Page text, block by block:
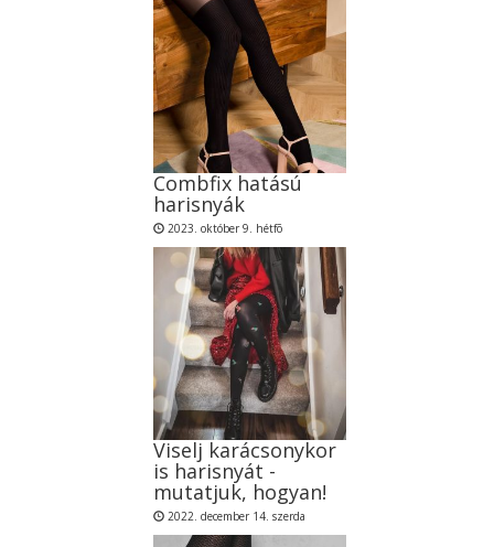
Combfix hatású
harisnyák
2023. október 9. hétfõ
Viselj karácsonykor
is harisnyát -
mutatjuk, hogyan!
2022. december 14. szerda